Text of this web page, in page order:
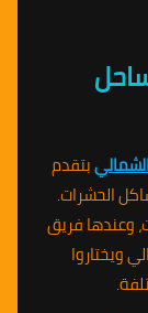
بتقدم
الحشرات.
وعندها فريق
ويختاروا